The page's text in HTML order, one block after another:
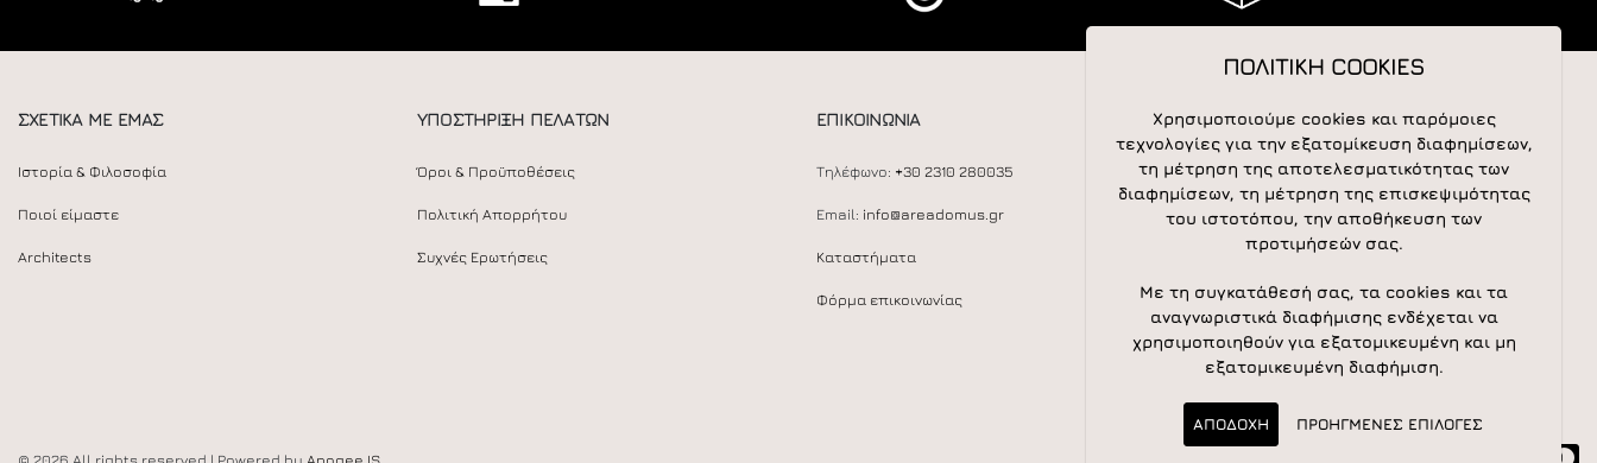
ΣΧΕΤΙΚΑ ΜΕ ΕΜΑΣ
Ιστορία & Φιλοσοφία
Ποιοί είμαστε
Architects
ΥΠΟΣΤΗΡΙΞΗ ΠΕΛΑΤΩΝ
Όροι & Προϋποθέσεις
Πολιτική Απορρήτου
Συχνές Ερωτήσεις
ΕΠΙΚΟΙΝΩΝΙΑ
Τηλέφωνο: +30 2310 280035
Email: info@areadomus.gr
Καταστήματα
Φόρμα επικοινωνίας
ΑΚΟΛΟΥΘΕΙΣΤΕ ΜΑΣ
NEWSLETTER
Newsletter Subscribe
ΠΟΛΙΤΙΚΗ COOKIES
Χρησιμοποιούμε cookies και παρόμοιες
τεχνολογίες για την εξατομίκευση διαφημίσεων,
τη μέτρηση της αποτελεσματικότητας των
διαφημίσεων, τη μέτρηση της επισκεψιμότητας
του ιστοτόπου, την αποθήκευση των
προτιμήσεών σας.
Με τη συγκατάθεσή σας, τα cookies και τα
αναγνωριστικά διαφήμισης ενδέχεται να
χρησιμοποιηθούν για εξατομικευμένη και μη
εξατομικευμένη διαφήμιση.
ΑΠΟΔΟΧΗ ΠΡΟΗΓΜΕΝΕΣ ΕΠΙΛΟΓΕΣ